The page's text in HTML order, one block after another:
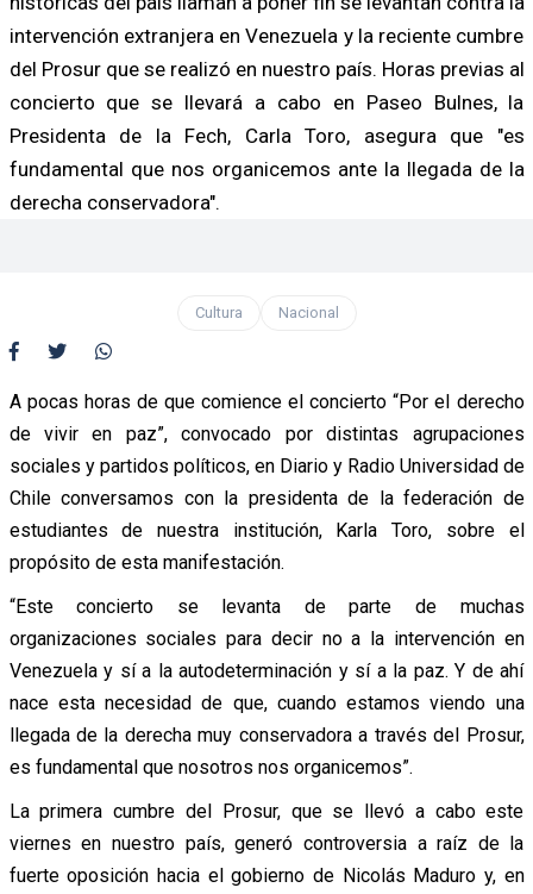
intervención extranjera en Venezuela y la reciente cumbre
del Prosur que se realizó en nuestro país. Horas previas al
concierto que se llevará a cabo en Paseo Bulnes, la
Presidenta de la Fech, Carla Toro, asegura que "es
fundamental que nos organicemos ante la llegada de la
derecha conservadora".
Cultura Nacional
A pocas horas de que comience el concierto “Por el derecho
de vivir en paz”, convocado por distintas agrupaciones
sociales y partidos políticos, en Diario y Radio Universidad de
Chile conversamos con la presidenta de la federación de
estudiantes de nuestra institución, Karla Toro, sobre el
propósito de esta manifestación.
“Este concierto se levanta de parte de muchas
organizaciones sociales para decir no a la intervención en
Venezuela y sí a la autodeterminación y sí a la paz. Y de ahí
nace esta necesidad de que, cuando estamos viendo una
llegada de la derecha muy conservadora a través del Prosur,
es fundamental que nosotros nos organicemos”.
La primera cumbre del Prosur, que se llevó a cabo este
viernes en nuestro país, generó controversia a raíz de la
fuerte oposición hacia el gobierno de Nicolás Maduro y, en